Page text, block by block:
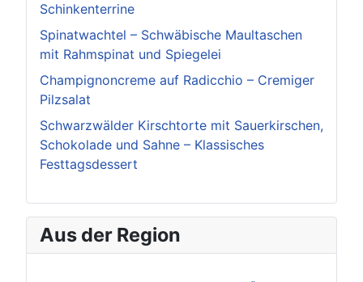
Schinkenterrine
Spinatwachtel – Schwäbische Maultaschen
mit Rahmspinat und Spiegelei
Champignoncreme auf Radicchio – Cremiger
Pilzsalat
Schwarzwälder Kirschtorte mit Sauerkirschen,
Schokolade und Sahne – Klassisches
Festtagsdessert
Aus der Region